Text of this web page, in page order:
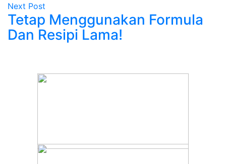
Next Post
Tetap Menggunakan Formula
Dan Resipi Lama!